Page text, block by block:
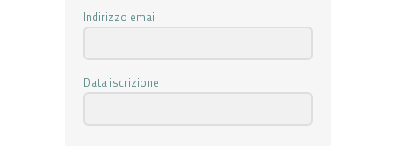
Indirizzo email
Data iscrizione